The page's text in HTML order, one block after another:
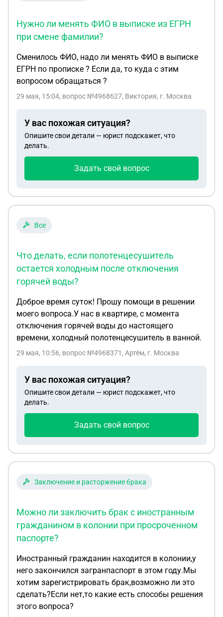
Нужно ли менять ФИО в выписке из ЕГРН
при смене фамилии?
Сменилось ФИО, надо ли менять ФИО в выписке
ЕГРН по прописке ? Если да, то куда с этим
вопросом обращаться ?
29 мая, 15:04, вопрос №4968627, Виктория, г. Москва
У вас похожая ситуация?
Опишите свои детали — юрист подскажет, что
делать.
Задать свой вопрос
Все
Что делать, если полотенцесушитель
остается холодным после отключения
горячей воды?
Доброе время суток! Прошу помощи в решении
моего вопроса.У нас в квартире, с момента
отключения горячей воды до настоящего
времени, холодный полотенцесушитель в ванной.
29 мая, 10:56, вопрос №4968371, Артём, г. Москва
У вас похожая ситуация?
Опишите свои детали — юрист подскажет, что
делать.
Задать свой вопрос
Заключение и расторжение брака
Можно ли заключить брак с иностранным
гражданином в колонии при просроченном
паспорте?
Иностранный гражданин находится в колонии,у
него закончился загранпаспорт в этом году.Мы
хотим зарегистрировать брак,возможно ли это
сделать?Если нет,то какие есть способы решения
этого вопроса?